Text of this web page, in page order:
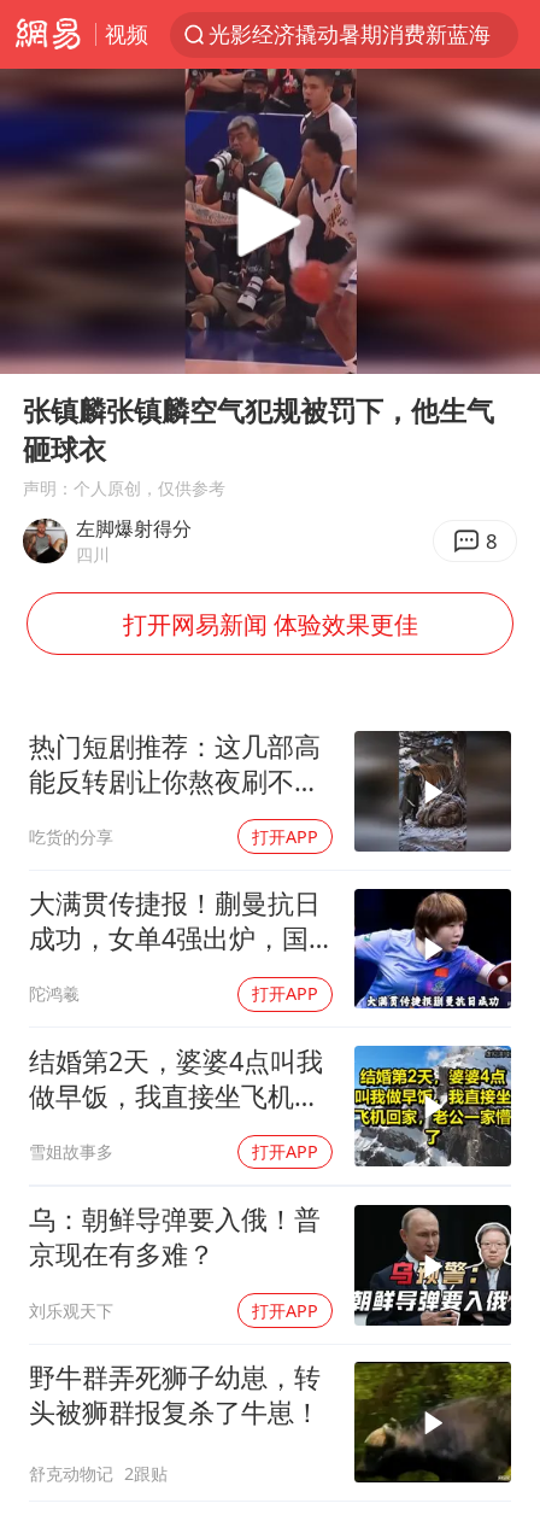
视频
光影经济撬动暑期消费新蓝海
马克·艾伦退出斯诺克中国公开赛
微信又有新功能，你可以“撤回”你的撤回了！
情侣平潭拍日出坠崖1死1伤
白海豚将正面袭击贯穿浙江
酒店回应车内过夜被收150元
全民健身事业高质量发展
老挝国会主席赛宋蓬逝世
乐享全民健身 共筑健康中国
Play
00:00
张镇麟张镇麟空气犯规被罚下，他生气
砸球衣
声明：个人原创，仅供参考
左脚爆射得分
四川 8
打开网易新闻 体验效果更佳
热门短剧推荐：这几部高
能反转剧让你熬夜刷不
吃货的分享 打开APP
大满贯传捷报！蒯曼抗日
成功，女单4强出炉，国
陀鸿羲 打开APP
结婚第2天，婆婆4点叫我
做早饭，我直接坐飞机回
家，老公一家懵了！
雪姐故事多 打开APP
乌：朝鲜导弹要入俄！普
京现在有多难？
刘乐观天下 打开APP
野牛群弄死狮子幼崽，转
头被狮群报复杀了牛崽！
舒克动物记 2跟贴